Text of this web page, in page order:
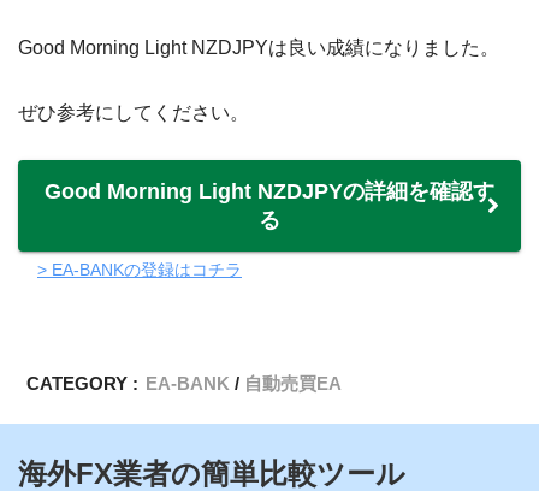
Good Morning Light NZDJPYは良い成績になりました。
ぜひ参考にしてください。
Good Morning Light NZDJPYの詳細を確認す
る
> EA-BANKの登録はコチラ
CATEGORY : EA-BANK 自動売買EA
海外FX業者の簡単比較ツール